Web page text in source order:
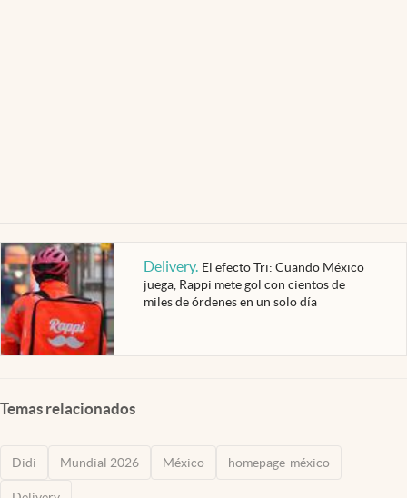
Delivery. El efecto Tri: Cuando México
juega, Rappi mete gol con cientos de
miles de órdenes en un solo día
Temas relacionados
Didi Mundial 2026 México homepage-méxico